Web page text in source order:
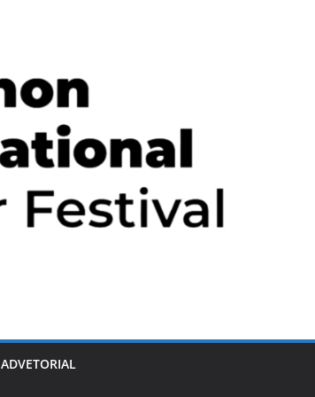
ADVETORIAL